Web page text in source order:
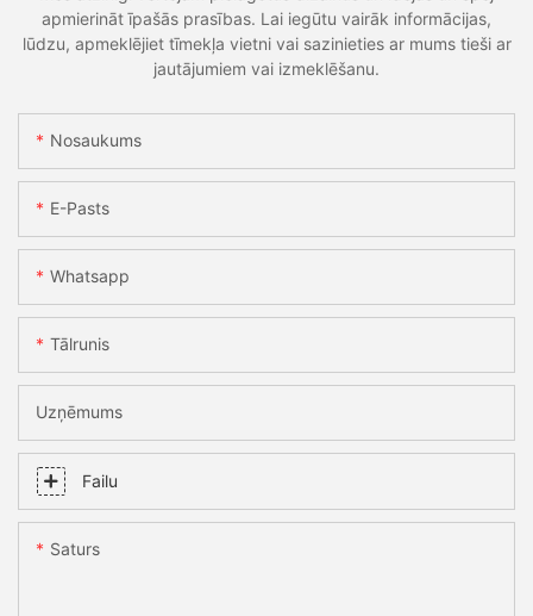
apmierināt īpašās prasības. Lai iegūtu vairāk informācijas,
lūdzu, apmeklējiet tīmekļa vietni vai sazinieties ar mums tieši ar
jautājumiem vai izmeklēšanu.
Nosaukums
E-Pasts
Whatsapp
Tālrunis
Uzņēmums
Failu
Saturs